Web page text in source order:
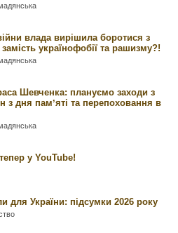
влада вирішила боротися з
українофобії та рашизму?!
Шевченка: плануємо заходи з
з дня памʼяті та перепоховання в
у YouTube!
України: підсумки 2026 року